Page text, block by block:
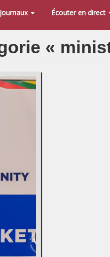
Journaux Écouter en direct
«